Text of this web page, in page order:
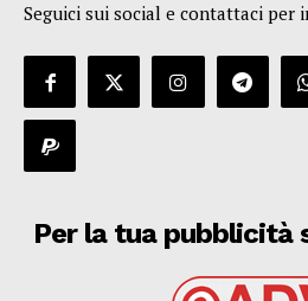
Seguici sui social e contattaci per
Per la tua pubblicità